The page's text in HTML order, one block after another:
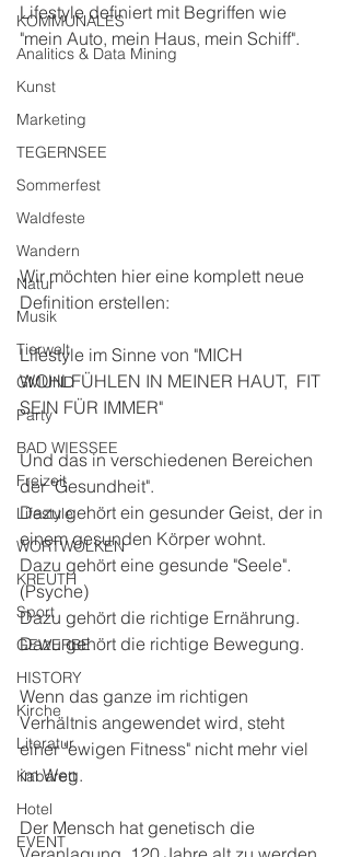
KOMMUNALES
Analitics & Data Mining
Kunst
Marketing
TEGERNSEE
Sommerfest
Waldfeste
Wandern
Natur
Musik
Tierwelt
GMUND
Party
BAD WIESSEE
Freizeit
Lifestyle
WORTWOLKEN
KREUTH
Sport
GEWERBE
HISTORY
Kirche
Literatur
Kabarett
Hotel
EVENT
Lifestyle definiert mit Begriffen wie
"mein Auto, mein Haus, mein Schiff".
Wir möchten hier eine komplett neue
Definition erstellen:
Lifestyle im Sinne von "MICH
WOHLFÜHLEN IN MEINER HAUT,  FIT
SEIN FÜR IMMER"
Und das in verschiedenen Bereichen
der "Gesundheit".
Dazu gehört ein gesunder Geist, der in
einem gesunden Körper wohnt.
Dazu gehört eine gesunde "Seele".
(Psyche)
Dazu gehört die richtige Ernährung.
Dazu gehört die richtige Bewegung.
Wenn das ganze im richtigen
Verhältnis angewendet wird, steht
einer "ewigen Fitness" nicht mehr viel
im Weg.
Der Mensch hat genetisch die